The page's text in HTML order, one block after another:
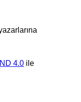
4.0 ile